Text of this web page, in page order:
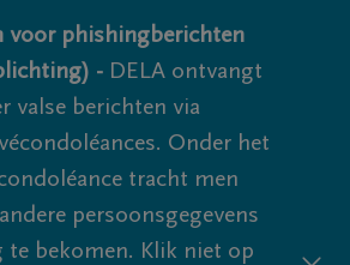
voor phishingberichten
- DELA ontvangt
valse berichten via
Onder het
tracht men
persoonsgegevens
te bekomen. Klik niet op